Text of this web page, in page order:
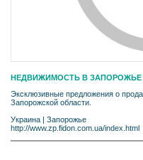
НЕДВИЖИМОСТЬ В ЗАПОРОЖЬЕ
Эксклюзивные предложения о
Запорожской области.
Украина | Запорожье
http://www.zp.fidon.com.ua/index.html